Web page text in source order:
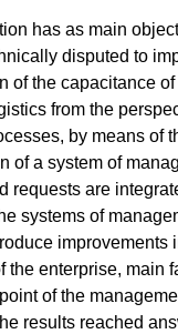
has as main
disputed to
of the capacitance
from the
by means of
of a system of
requests are
systems of
improvements
the enterprise, main
of the
results reached